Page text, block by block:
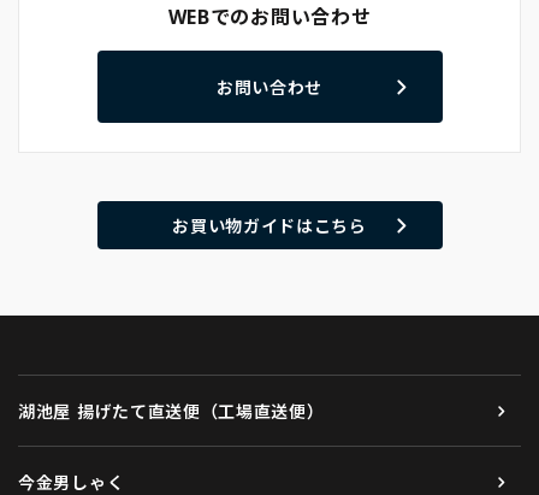
WEBでのお問い合わせ
お問い合わせ
お買い物ガイドはこちら
湖池屋 揚げたて直送便（工場直送便）
今金男しゃく